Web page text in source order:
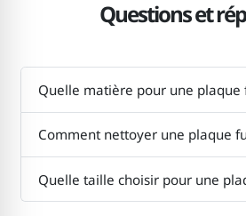
Questions et
Quelle matière pour une plaque
Comment nettoyer une plaque
Quelle taille choisir pour une